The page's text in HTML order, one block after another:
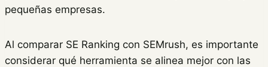
pequeñas empresas.
Al comparar SE Ranking con SEMrush, es importante
considerar qué herramienta se alinea mejor con las